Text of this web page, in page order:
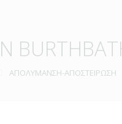
ΑΠΟΛΥΜΑΝΣΗ-ΑΠΟΣΤΕΙΡΩΣΗ